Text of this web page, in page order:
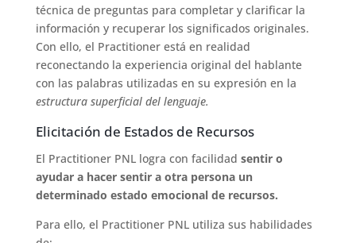
técnica de preguntas para completar y clarificar la
información y recuperar los significados originales.
Con ello, el Practitioner está en realidad
reconectando la experiencia original del hablante
con las palabras utilizadas en su expresión en la
estructura superficial del lenguaje.
Elicitación de Estados de Recursos
El Practitioner PNL logra con facilidad sentir o
ayudar a hacer sentir a otra persona un
determinado estado emocional de recursos.
Para ello, el Practitioner PNL utiliza sus habilidades